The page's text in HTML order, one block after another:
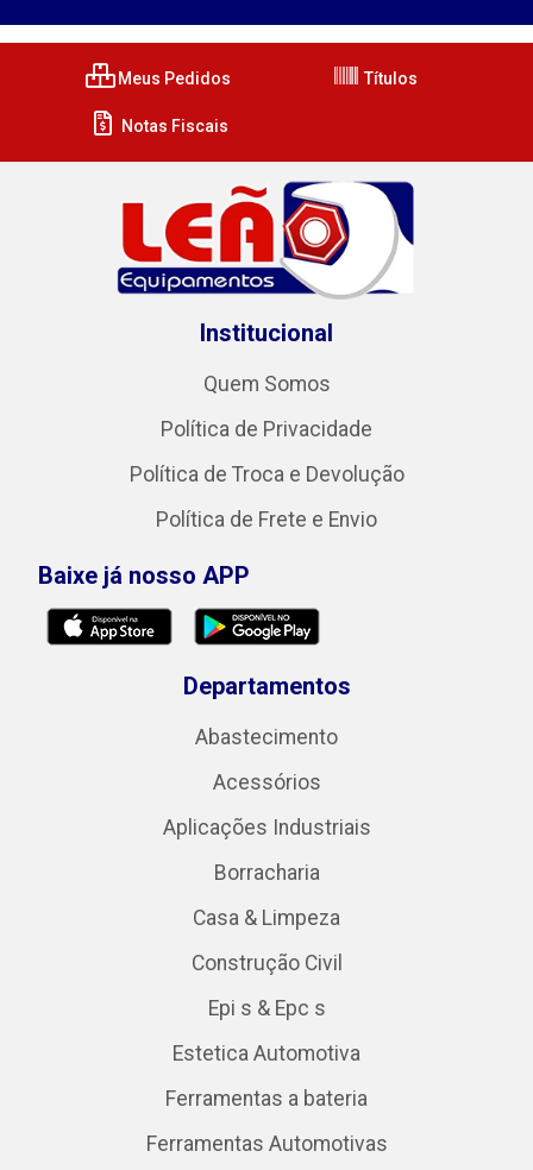
Meus Pedidos Títulos
Notas Fiscais
Institucional
Quem Somos
Política de Privacidade
Política de Troca e Devolução
Política de Frete e Envio
Baixe já nosso APP
Departamentos
Abastecimento
Acessórios
Aplicações Industriais
Borracharia
Casa & Limpeza
Construção Civil
Epi s & Epc s
Estetica Automotiva
Ferramentas a bateria
Ferramentas Automotivas